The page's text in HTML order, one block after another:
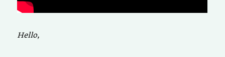
Hello,